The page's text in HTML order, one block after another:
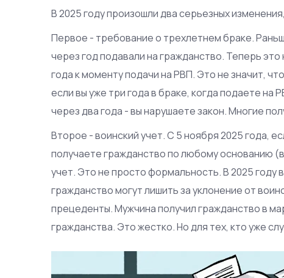
В 2025 году произошли два серьезных
Первое - требование о трехлетнем браке.
через год подавали на гражданство. Теперь
года к моменту подачи на РВП. Это не значит,
если вы уже три года в браке, когда подаете на
через два года - вы нарушаете закон. Многие
Второе - воинский учет. С 5 ноября 2025 года,
получаете гражданство по любому основанию
учет. Это не просто формальность. В 2025 году
гражданство могут лишить за уклонение от
прецеденты. Мужчина получил гражданство в
гражданства. Это жестко. Но для тех, кто уже